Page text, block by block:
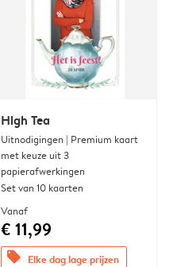
High Tea
Uitnodigingen | Premium kaart
met keuze uit 3
papierafwerkingen
Set van 10 kaarten
Vanaf
€ 11,99
offers Elke dag lage prijzen